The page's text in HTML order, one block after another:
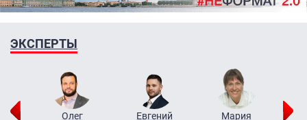
ЭКСПЕРТЫ
Олег
Евгений
Мария